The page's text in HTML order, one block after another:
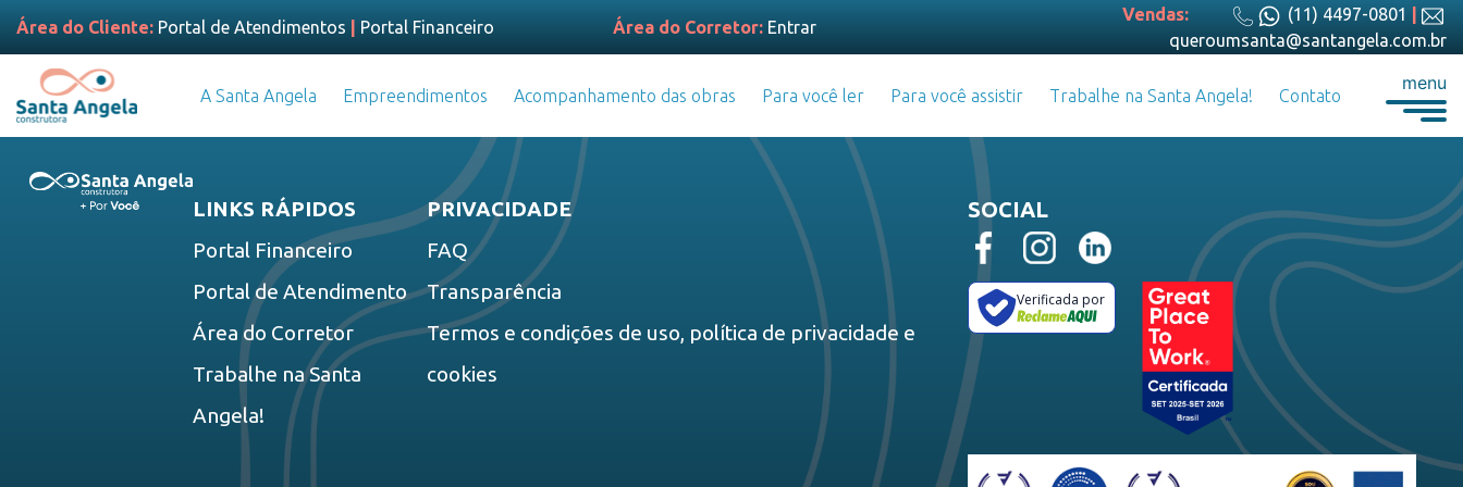
Área do Cliente: Portal de Atendimentos Portal Financeiro Área do Corretor: Entrar
Vendas: (11) 4497-0801
queroumsanta@santangela.com.br
A Santa Angela Empreendimentos Acompanhamento das obras Para você ler Para você assistir Trabalhe na Santa Angela! Contato
menu
LINKS RÁPIDOS
Portal Financeiro
Portal de Atendimento
Área do Corretor
Trabalhe na Santa
Angela!
PRIVACIDADE
FAQ
Transparência
Termos e condições de uso, política de privacidade e
cookies
SOCIAL
Verificada por